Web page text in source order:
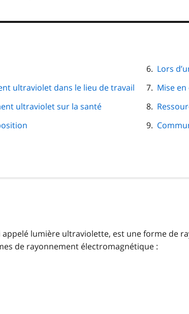
ultraviolet dans le lieu de travail
ultraviolet sur la santé
Lors
Mise
appelé lumière ultraviolette, est une forme de
de rayonnement électromagnétique :